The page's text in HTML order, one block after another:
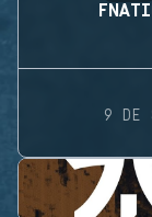
9 DE